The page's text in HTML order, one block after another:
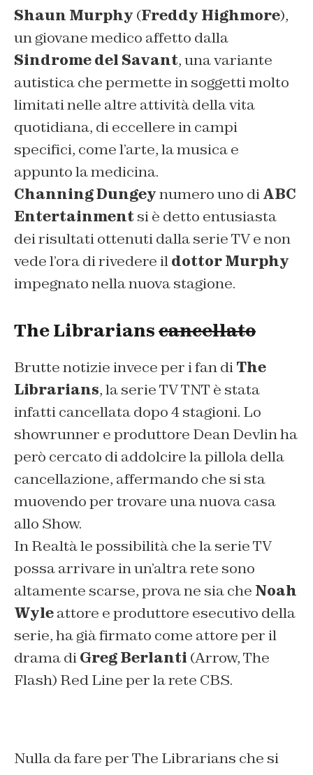
Shaun Murphy (Freddy Highmore),
un giovane medico affetto dalla
Sindrome del Savant, una variante
autistica che permette in soggetti molto
limitati nelle altre attività della vita
quotidiana, di eccellere in campi
specifici, come l’arte, la musica e
appunto la medicina.
Channing Dungeynumero uno diABC
Entertainment si è detto entusiasta
dei risultati ottenuti dalla serie TV e non
vede l’ora di rivedere ildottor Murphy
impegnato nella nuova stagione.
The Librarianscancellato
Brutte notizie invece per i fan diThe
Librarians, la serie TV TNT è stata
infatti cancellata dopo 4 stagioni. Lo
showrunner e produttore Dean Devlin ha
però cercato di addolcire la pillola della
cancellazione, affermando che si sta
muovendo per trovare una nuova casa
allo Show.
In Realtà le possibilità che la serie TV
possa arrivare in un’altra rete sono
altamente scarse, prova ne sia che Noah
Wyleattore e produttore esecutivo della
serie, ha già firmato come attore per il
drama diGreg Berlanti (Arrow, The
Flash) Red Line per la rete CBS.
Nulla da fare per The Librarians che si